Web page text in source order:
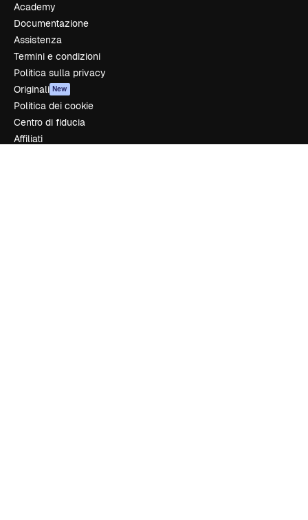
Academy
Documentazione
Assistenza
Termini e condizioni
Politica sulla privacy
Originali New
Politica dei cookie
Centro di fiducia
Affiliati